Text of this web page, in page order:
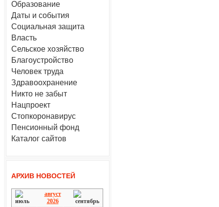
Образование
Даты и события
Социальная защита
Власть
Сельское хозяйство
Благоустройство
Человек труда
Здравоохранение
Никто не забыт
Нацпроект
Стопкоронавирус
Пенсионный фонд
Каталог сайтов
АРХИВ НОВОСТЕЙ
август
2026